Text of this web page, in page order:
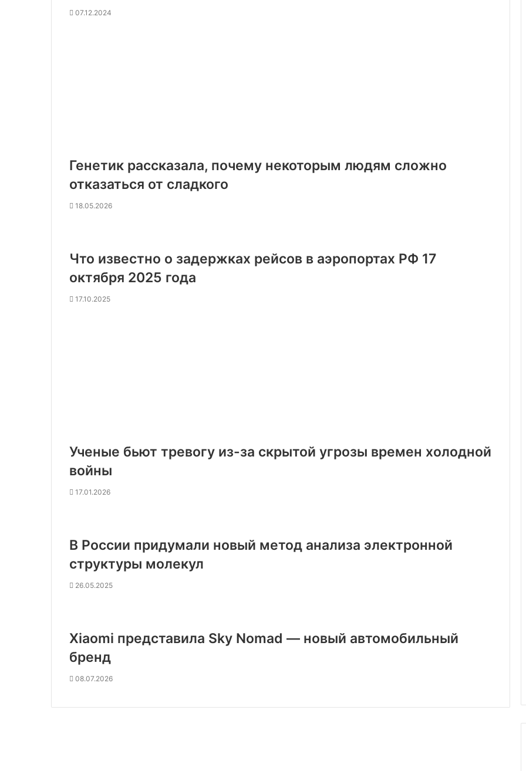
07.12.2024
Генетик рассказала, почему некоторым людям сложно
отказаться от сладкого
18.05.2026
Что известно о задержках рейсов в аэропортах РФ 17
октября 2025 года
17.10.2025
Ученые бьют тревогу из-за скрытой угрозы времен холодной
войны
17.01.2026
В России придумали новый метод анализа электронной
структуры молекул
26.05.2025
Xiaomi представила Sky Nomad — новый автомобильный
бренд
08.07.2026